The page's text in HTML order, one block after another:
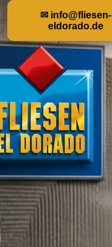
✉ info@fliesen-
eldorado.de